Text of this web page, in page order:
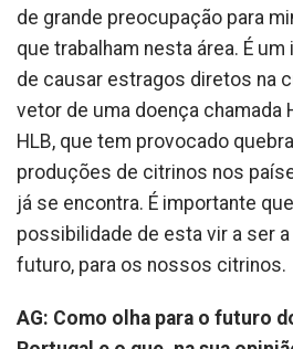
de grande preocupação para
que trabalham nesta área. É
de causar estragos diretos na
vetor de uma doença chamada
HLB, que tem provocado
produções de citrinos nos
já se encontra. É importante
possibilidade de esta vir a ser
futuro, para os nossos citrinos.
AG: Como olha para o futuro